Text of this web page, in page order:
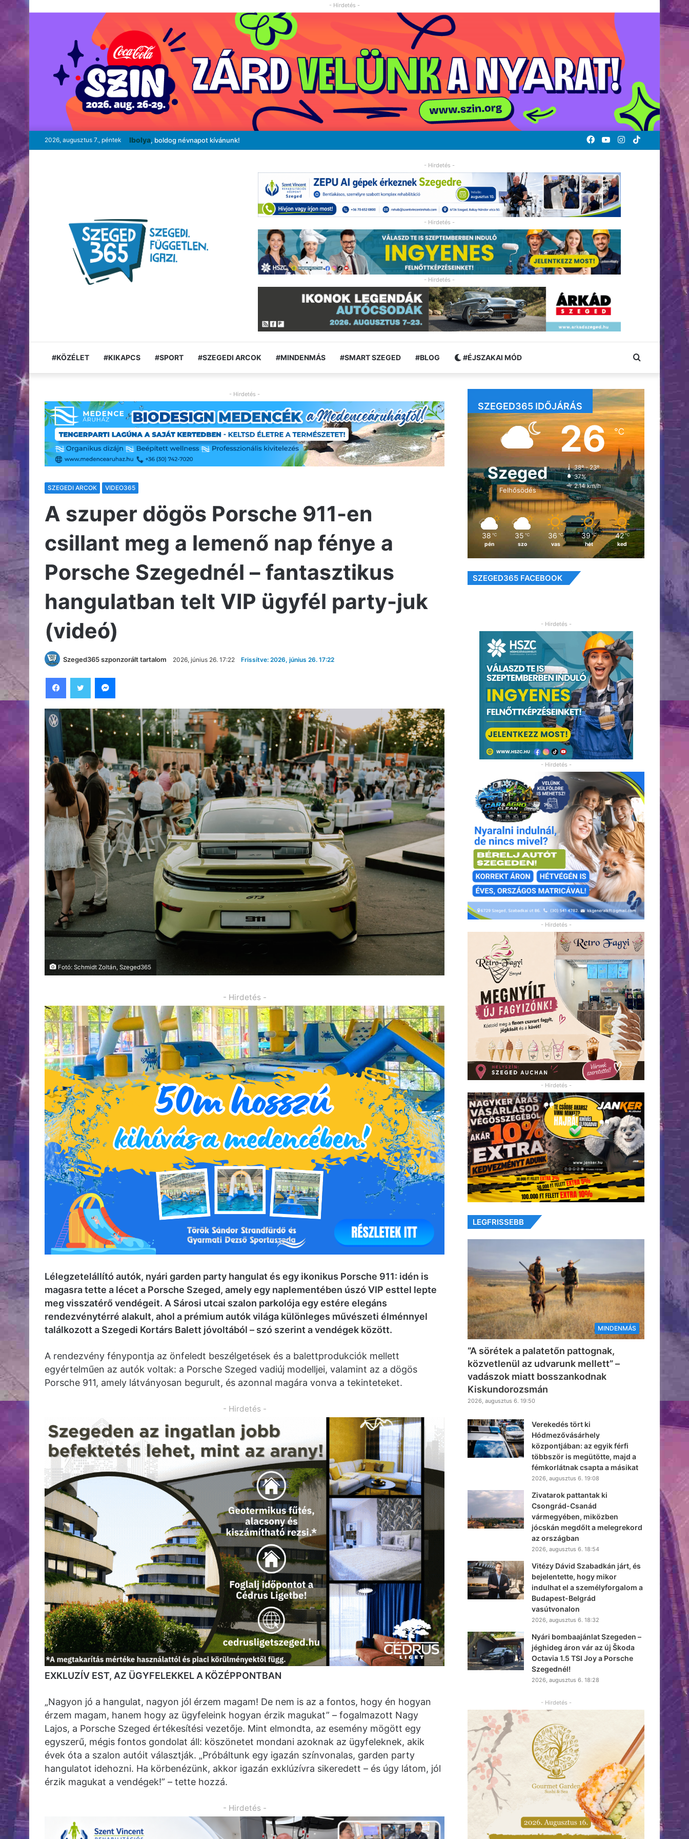
- Hirdetés -
2026, augusztus 7., péntek Ibolya, boldog névnapot kívánunk! TikTok
Instagram
YouTube
Facebook
- Hirdetés -
- Hirdetés -
- Hirdetés -
#KÖZÉLET #KIKAPCS #SPORT #SZEGEDI ARCOK #MINDENMÁS #SMART SZEGED #BLOG #ÉJSZAKAI MÓD Keresés:
- Hirdetés -
SZEGEDI ARCOK VIDEO365
A szuper dögös Porsche 911-en
csillant meg a lemenő nap fénye a
Porsche Szegednél – fantasztikus
hangulatban telt VIP ügyfél party-juk
(videó)
Szeged365 szponzorált tartalom 2026, június 26. 17:22 Frissítve: 2026, június 26. 17:22
Fotó: Schmidt Zoltán, Szeged365
- Hirdetés -
Lélegzetelállító autók, nyári garden party hangulat és egy ikonikus Porsche 911: idén is
magasra tette a lécet a Porsche Szeged, amely egy naplementében úszó VIP esttel lepte
meg visszatérő vendégeit. A Sárosi utcai szalon parkolója egy estére elegáns
rendezvénytérré alakult, ahol a prémium autók világa különleges művészeti élménnyel
találkozott a Szegedi Kortárs Balett jóvoltából – szó szerint a vendégek között.
A rendezvény fénypontja az önfeledt beszélgetések és a balettprodukciók mellett
egyértelműen az autók voltak: a Porsche Szeged vadiúj modelljei, valamint az a dögös
Porsche 911, amely látványosan begurult, és azonnal magára vonva a tekinteteket.
- Hirdetés -
EXKLUZÍV EST, AZ ÜGYFELEKKEL A KÖZÉPPONTBAN
„Nagyon jó a hangulat, nagyon jól érzem magam! De nem is az a fontos, hogy én hogyan
érzem magam, hanem hogy az ügyfeleink hogyan érzik magukat” – fogalmazott Nagy
Lajos, a Porsche Szeged értékesítési vezetője. Mint elmondta, az esemény mögött egy
egyszerű, mégis fontos gondolat áll: köszönetet mondani azoknak az ügyfeleknek, akik
évek óta a szalon autóit választják. „Próbáltunk egy igazán színvonalas, garden party
hangulatot idehozni. Ha körbenézünk, akkor igazán exklúzívra sikeredett – és úgy látom, jól
érzik magukat a vendégek!” – tette hozzá.
- Hirdetés -
SZEGED365 IDŐJÁRÁS
Szeged
Felhősödés
26℃
38º - 23º
37%
2.14 km/h
38 ℃
pén
35 ℃
szo
36 ℃
vas
39 ℃
hét
42 ℃
ked
SZEGED365 FACEBOOK
- Hirdetés -
- Hirdetés -
- Hirdetés -
- Hirdetés -
LEGFRISSEBB
MINDENMÁS
“A sörétek a palatetőn pattognak,
közvetlenül az udvarunk mellett” –
vadászok miatt bosszankodnak
Kiskundorozsmán
2026, augusztus 6. 19:50
Verekedés tört ki
Hódmezővásárhely
központjában: az egyik férfi
többször is megütötte, majd a
fémkorlátnak csapta a másikat
2026, augusztus 6. 19:08
Zivatarok pattantak ki
Csongrád-Csanád
vármegyében, miközben
jócskán megdőlt a melegrekord
az országban
2026, augusztus 6. 18:54
Vitézy Dávid Szabadkán járt, és
bejelentette, hogy mikor
indulhat el a személyforgalom a
Budapest-Belgrád
vasútvonalon
2026, augusztus 6. 18:32
Nyári bombaajánlat Szegeden –
jéghideg áron vár az új Škoda
Octavia 1.5 TSI Joy a Porsche
Szegednél!
2026, augusztus 6. 18:28
- Hirdetés -